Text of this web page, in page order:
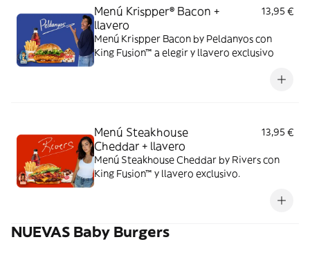
Menú Krispper® Bacon +
llavero
13,95 €
Menú Krispper Bacon by Peldanyos con
King Fusion™ a elegir y llavero exclusivo
Menú Steakhouse
Cheddar + llavero
13,95 €
Menú Steakhouse Cheddar by Rivers con
King Fusion™ y llavero exclusivo.
NUEVAS Baby Burgers